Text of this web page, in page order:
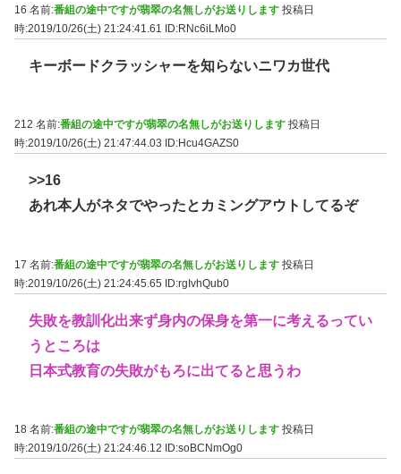
16 名前:番組の途中ですが翡翠の名無しがお送りします 投稿日
時:2019/10/26(土) 21:24:41.61 ID:RNc6iLMo0
キーボードクラッシャーを知らないニワカ世代
212 名前:番組の途中ですが翡翠の名無しがお送りします 投稿日
時:2019/10/26(土) 21:47:44.03
ID:Hcu4GAZS0
>>16
あれ本人がネタでやったとカミングアウトしてるぞ
17 名前:番組の途中ですが翡翠の名無しがお送りします 投稿日
時:2019/10/26(土) 21:24:45.65 ID:rgIvhQub0
失敗を教訓化出来ず身内の保身を第一に考えるってい
うところは
日本式教育の失敗がもろに出てると思うわ
18 名前:番組の途中ですが翡翠の名無しがお送りします 投稿日
時:2019/10/26(土) 21:24:46.12
ID:soBCNmOg0